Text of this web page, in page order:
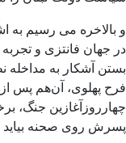
و بالاخره می رسیم به
در جهان فانتزی و
بستن آشکار به
فرح پهلوی، آن‌هم پس
چهارروزآغازین جنگ،
پسرش روی صحنه‌ بیاید